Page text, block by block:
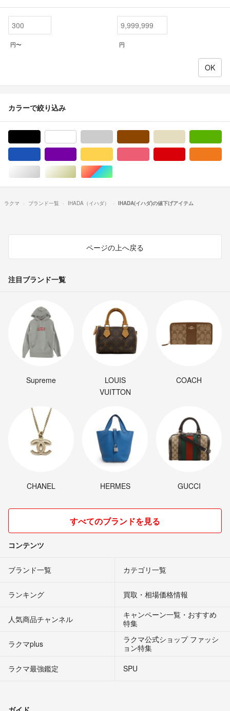
円〜 円
カラーで絞り込み
シルバー/銀色系ゴールド/金色系マルチカラー
ラクマ ブランド一覧 IHADA（イハダ） IHADA(イハダ)の値下げアイテム
ページの上へ戻る
注目ブランド一覧
Supreme
LOUIS
VUITTON
COACH
CHANEL HERMES GUCCI
すべてのブランドを見る
コンテンツ
ブランド一覧 カテゴリ一覧
ランキング 買取・相場価格情報
人気商品チャンネル
キャンペーン一覧・おすすめ
特集
ラクマplus
ラクマ公式ショップ ファッシ
ョン特集
ラクマ最強鑑定
SPU